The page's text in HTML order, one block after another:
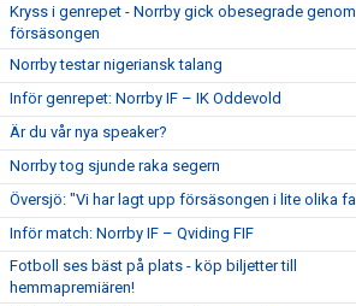
Kryss i genrepet - Norrby gick obesegrade genom
försäsongen
Norrby testar nigeriansk talang
Inför genrepet: Norrby IF – IK Oddevold
Är du vår nya speaker?
Norrby tog sjunde raka segern
Översjö: "Vi har lagt upp försäsongen i lite olika
Inför match: Norrby IF – Qviding FIF
Fotboll ses bäst på plats - köp biljetter till
hemmapremiären!